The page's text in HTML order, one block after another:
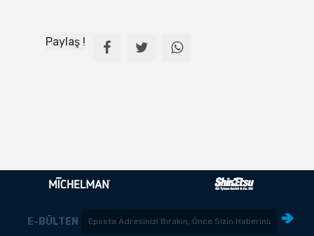
Paylaş !
E-BÜLTEN